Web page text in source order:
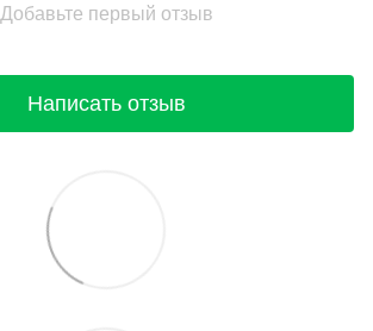
Добавьте первый отзыв
Написать отзыв